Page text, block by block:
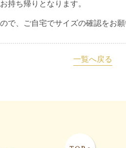
持ち帰りとなります。
で、ご自宅でサイズの確認をお願
一覧へ戻る